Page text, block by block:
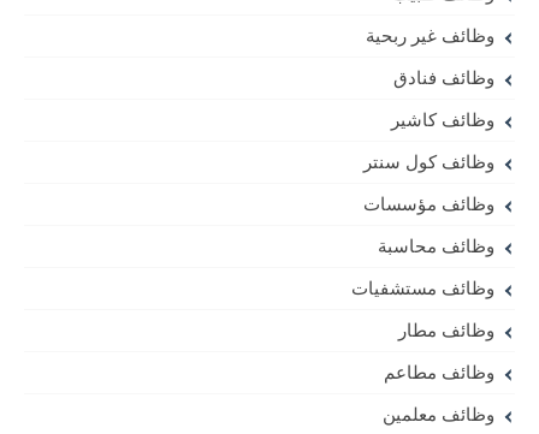
وظائف غير ربحية
وظائف فنادق
وظائف كاشير
وظائف كول سنتر
وظائف مؤسسات
وظائف محاسبة
وظائف مستشفيات
وظائف مطار
وظائف مطاعم
وظائف معلمين